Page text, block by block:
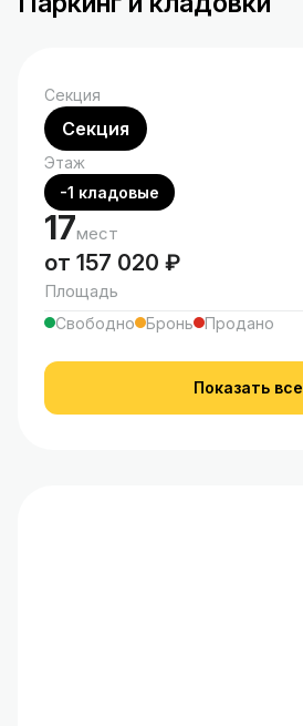
Секция
Секция
Этаж
-1 кладовые
17мест
от 157 020 ₽
Площадь
Свободно Бронь Продано
Показать все